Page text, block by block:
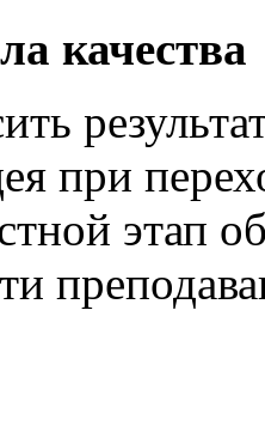
качества
при
этап